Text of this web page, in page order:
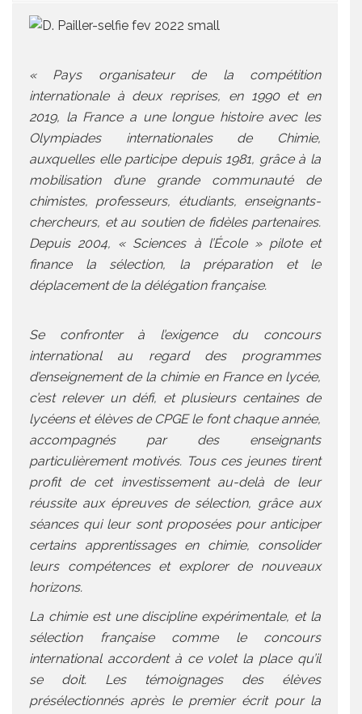
« Pays organisateur de la compétition
internationale à deux reprises, en 1990 et en
2019, la France a une longue histoire avec les
Olympiades internationales de Chimie,
auxquelles elle participe depuis 1981, grâce à la
mobilisation d’une grande communauté de
chimistes, professeurs, étudiants, enseignants-
chercheurs, et au soutien de fidèles partenaires.
Depuis 2004, « Sciences à l’École » pilote et
finance la sélection, la préparation et le
déplacement de la délégation française.
Se confronter à l’exigence du concours
international au regard des programmes
d’enseignement de la chimie en France en lycée,
c’est relever un défi, et plusieurs centaines de
lycéens et élèves de CPGE le font chaque année,
accompagnés par des enseignants
particulièrement motivés. Tous ces jeunes tirent
profit de cet investissement au-delà de leur
réussite aux épreuves de sélection, grâce aux
séances qui leur sont proposées pour anticiper
certains apprentissages en chimie, consolider
leurs compétences et explorer de nouveaux
horizons.
La chimie est une discipline expérimentale, et la
sélection française comme le concours
international accordent à ce volet la place qu’il
se doit. Les témoignages des élèves
présélectionnés après le premier écrit pour la